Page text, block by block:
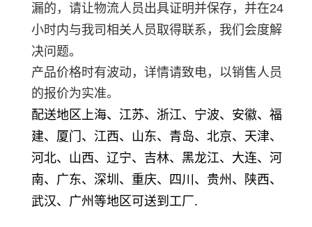
漏的，请让物流人员出具证明并保存，并在24
小时内与我司相关人员取得联系，我们会度解
决问题。
产品价格时有波动，详情请致电，以销售人员
的报价为实准。
配送地区上海、江苏、浙江、宁波、安徽、福
建、厦门、江西、山东、青岛、北京、天津、
河北、山西、辽宁、吉林、黑龙江、大连、河
南、广东、深圳、重庆、四川、贵州、陕西、
武汉、广州等地区可送到工厂.